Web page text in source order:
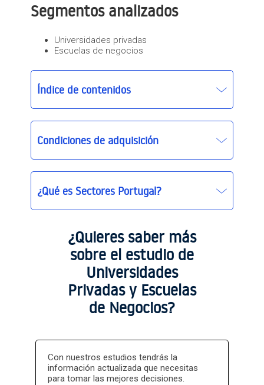
Segmentos analizados
Universidades privadas
Escuelas de negocios
Índice de contenidos
Condiciones de adquisición
¿Qué es Sectores Portugal?
Sectores Portugal
Sectores Portugal
¿Quieres saber más
sobre el estudio de
Universidades
Privadas y Escuelas
de Negocios?
Con nuestros estudios tendrás la
información actualizada que necesitas
para tomar las mejores decisiones.